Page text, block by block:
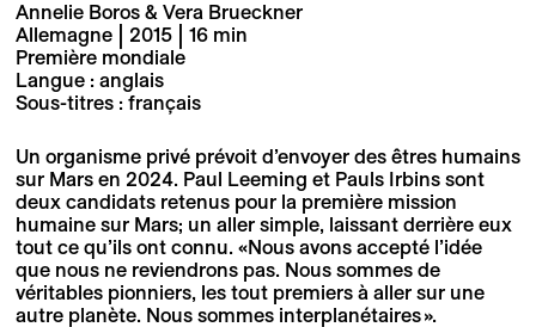
Annelie Boros & Vera Brueckner
Allemagne | 2015 | 16 min
Première mondiale
Langue : anglais
Sous-titres : français
Un organisme privé prévoit d’envoyer des êtres humains
sur Mars en 2024. Paul Leeming et Pauls Irbins sont
deux candidats retenus pour la première mission
humaine sur Mars; un aller simple, laissant derrière eux
tout ce qu’ils ont connu. «Nous avons accepté l’idée
que nous ne reviendrons pas. Nous sommes de
véritables pionniers, les tout premiers à aller sur une
autre planète. Nous sommes interplanétaires ».